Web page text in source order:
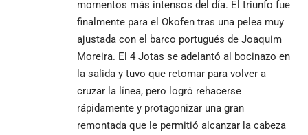
momentos más intensos del día. El triunfo fue
finalmente para el Okofen tras una pelea muy
ajustada con el barco portugués de Joaquim
Moreira. El 4 Jotas se adelantó al bocinazo en
la salida y tuvo que retomar para volver a
cruzar la línea, pero logró rehacerse
rápidamente y protagonizar una gran
remontada que le permitió alcanzar la cabeza